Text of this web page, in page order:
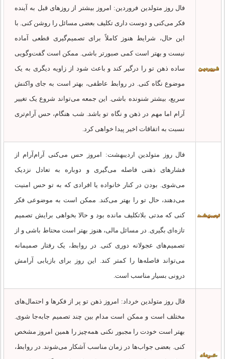
فال روز متولدین فروردین: امروز بیشتر از روزهای قبل به آینده
فکر می‌کنی و دوست داری تکلیف بعضی مسائل را روشن کنی. با
این حال، شرایط هنوز کاملاً برای تصمیم‌گیری قطعی آماده
نیست و بهتر است کمی صبورتر باشی. ممکن است گفت‌وگویی
ساده ذهن تو را درگیر کند و باعث شود از زاویه دیگری به یک
موضوع نگاه کنی. در روابط عاطفی، بهتر است به جای واکنش
سریع، بیشتر شنونده باشی. این جمعه می‌تواند شروع یک تغییر
آرام اما مهم در ذهن و نگاه تو باشد. شب هنگام، حس آرام‌تری
نسبت به اتفاقات اخیر پیدا خواهی کرد.
فال روز متولدین اردیبهشت: امروز حس می‌کنی آرام‌آرام از
فشارهای ذهنی فاصله می‌گیری و دوباره به تعادل نزدیک
می‌شوی. بودن در کنار خانواده یا افرادی که به تو حس امنیت
می‌دهند، حال تو را بهتر می‌کند. ممکن است به موضوعی فکر
کنی که مدتی بلاتکلیف مانده بود و حالا بخواهی برایش تصمیم
تازه‌ای بگیری. در مسائل مالی، هنوز بهتر است محتاط باشی و از
تصمیم‌های عجولانه دوری کنی. در روابط، یک رفتار صمیمانه
می‌تواند فاصله‌ها را کمتر کند. این روز برای بازیابی آرامش
درونی بسیار مناسب است.
فال روز متولدین خرداد: امروز ذهن تو پر از فکرها و احتمال‌های
مختلف است و ممکن است مدام بین چند تصمیم جابه‌جا شوی.
بهتر است خودت را مجبور نکنی همه‌چیز را همین امروز مشخص
کنی. بعضی جواب‌ها در زمان مناسب آشکار می‌شوند. در روابط،